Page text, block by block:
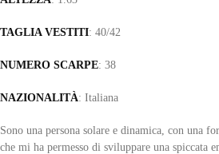
TAGLIA VESTITI: 40/42
NUMERO SCARPE: 38
NAZIONALITÀ: Italiana
Sono una persona solare e dinamica, con una
che mi ha permesso di sviluppare una spiccata